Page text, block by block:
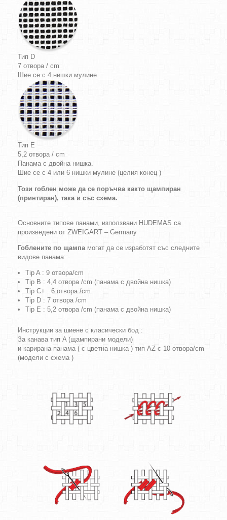
Тип D
7 отвора / cm
Шие се с 4 нишки мулине
Тип E
5,2 отвора / cm
Панама с двойна нишка.
Шие се с 4 или 6 нишки мулине (целия конец )
Този гоблен може да се поръчва както щампиран
(принтиран), така и със схема.
Основните типове панами, използвани HUDEMAS са
произведени от ZWEIGART – Germany
Гоблените по щампамогат да се изработят със следните
видове панама:
Tip A : 9 отвора/cm
Tip B : 4,4 отвора /cm (панама с двойна нишка)
Tip C+ : 6 отвора /cm
Tip D : 7 отвора /cm
Tip E : 5,2 отвора /cm (панама с двойна нишка)
Инструкции за шиене с класически бод :
За канава тип A (щампирани модели)
и карирана панама ( с цветна нишка ) тип AZ с 10 отвора/cm
(модели с схема )